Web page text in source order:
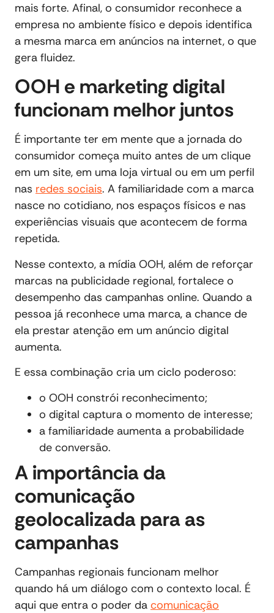
mais forte. Afinal, o consumidor reconhece a
empresa no ambiente físico e depois identifica
a mesma marca em anúncios na internet, o que
gera fluidez.
OOH e marketing digital
funcionam melhor juntos
É importante ter em mente que a jornada do
consumidor começa muito antes de um clique
em um site, em uma loja virtual ou em um perfil
nas redes sociais. A familiaridade com a marca
nasce no cotidiano, nos espaços físicos e nas
experiências visuais que acontecem de forma
repetida.
Nesse contexto, a mídia OOH, além de reforçar
marcas na publicidade regional, fortalece o
desempenho das campanhas online. Quando a
pessoa já reconhece uma marca, a chance de
ela prestar atenção em um anúncio digital
aumenta.
E essa combinação cria um ciclo poderoso:
o OOH constrói reconhecimento;
o digital captura o momento de interesse;
a familiaridade aumenta a probabilidade
de conversão.
A importância da
comunicação
geolocalizada para as
campanhas
Campanhas regionais funcionam melhor
quando há um diálogo com o contexto local. É
aqui que entra o poder da comunicação